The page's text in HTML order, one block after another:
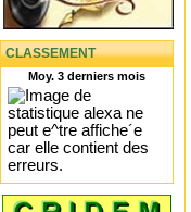
CLASSEMENT
Moy. 3 derniers mois